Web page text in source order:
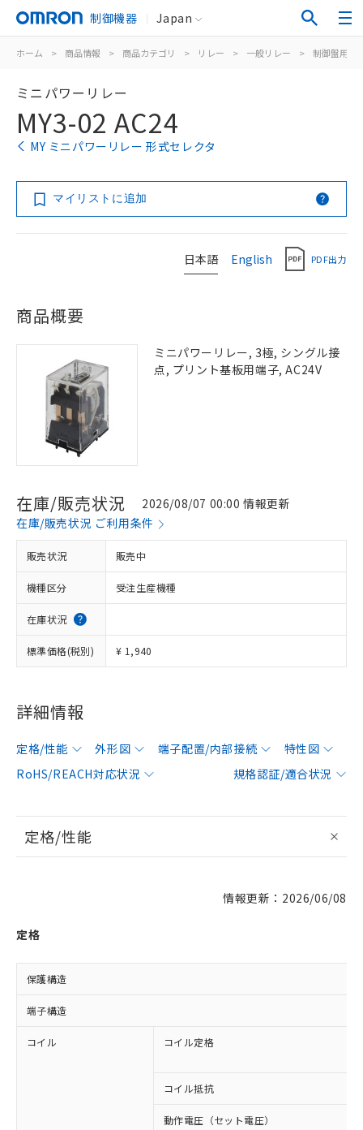
制御機器 Japan
ホーム > 商品情報 > 商品カテゴリ > リレー > 一般リレー > 制御盤用
ミニパワーリレー
MY3-02 AC24
MY ミニパワーリレー 形式セレクタ
マイリストに追加
日本語 English PDF出力
商品概要
ミニパワーリレー, 3極, シングル接
点, プリント基板用端子, AC24V
在庫/販売状況
2026/08/07 00:00 情報更新
在庫/販売状況 ご利用条件
販売状況 販売中
機種区分 受注生産機種
在庫状況
標準価格(税別) ¥ 1,940
詳細情報
定格/性能 外形図 端子配置/内部接続
特性図
RoHS/REACH対応状況
規格認証/適合状況
定格/性能
情報更新：2026/06/08
定格
保護構造
端子構造
コイル コイル定格
コイル抵抗
動作電圧（セット電圧）